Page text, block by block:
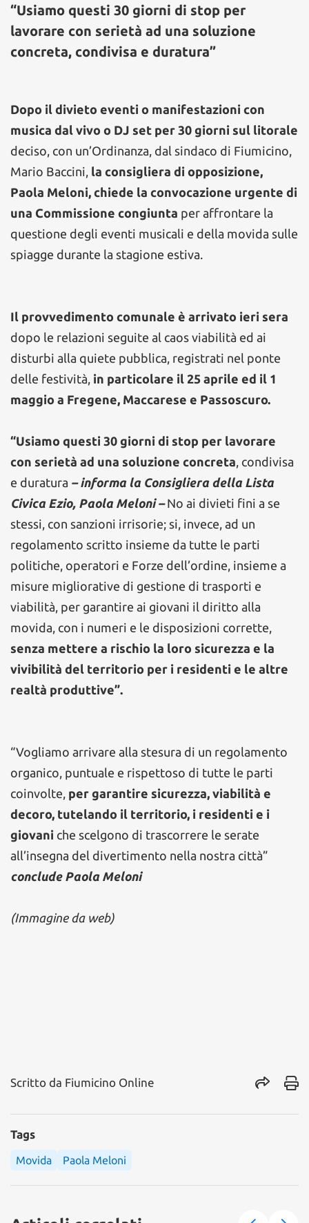
“Usiamo questi 30 giorni di stop per
lavorare con serietà ad una soluzione
concreta, condivisa e duratura”
Dopo il divieto eventi o manifestazioni con
musica dal vivo o DJ set per 30 giorni sul litorale
deciso, con un’Ordinanza, dal sindaco di Fiumicino,
Mario Baccini, la consigliera di opposizione,
Paola Meloni, chiede la convocazione urgente di
una Commissione congiunta per affrontare la
questione degli eventi musicali e della movida sulle
spiagge durante la stagione estiva.
Il provvedimento comunale è arrivato ieri sera
dopo le relazioni seguite al caos viabilità ed ai
disturbi alla quiete pubblica, registrati nel ponte
delle festività, in particolare il 25 aprile ed il 1
maggio a Fregene, Maccarese e Passoscuro.
“Usiamo questi 30 giorni di stop per lavorare
con serietà ad una soluzione concreta , condivisa
e duratura – informa la Consigliera della Lista
Civica Ezio, Paola Meloni – No ai divieti fini a se
stessi, con sanzioni irrisorie; si, invece, ad un
regolamento scritto insieme da tutte le parti
politiche, operatori e Forze dell’ordine, insieme a
misure migliorative di gestione di trasporti e
viabilità, per garantire ai giovani il diritto alla
movida, con i numeri e le disposizioni corrette,
senza mettere a rischio la loro sicurezza e la
vivibilità del territorio per i residenti e le altre
realtà produttive”.
“Vogliamo arrivare alla stesura di un regolamento
organico, puntuale e rispettoso di tutte le parti
coinvolte, per garantire sicurezza, viabilità e
decoro, tutelando il territorio, i residenti e i
giovani che scelgono di trascorrere le serate
all’insegna del divertimento nella nostra città”
conclude Paola Meloni
(Immagine da web)
Scritto da Fiumicino Online
Tags
Movida Paola Meloni